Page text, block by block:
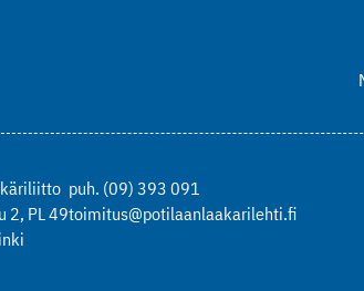
2, PL 49
puh. (09) 393 091
toimitus@potilaanlaakarilehti.fi